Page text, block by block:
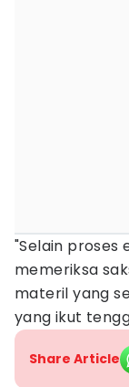
"Selain proses
memeriksa
materil yang
yang ikut
Share Article